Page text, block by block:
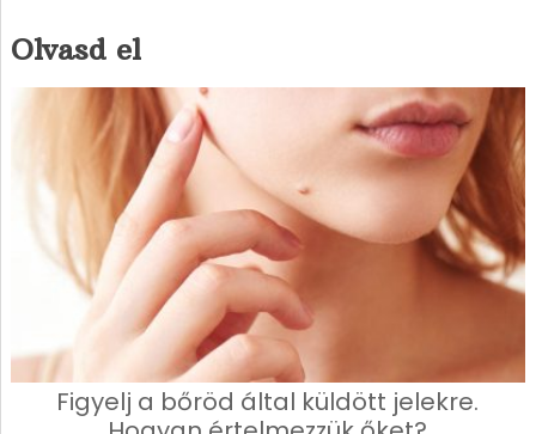
Olvasd el
Figyelj a bőröd által küldött jelekre.